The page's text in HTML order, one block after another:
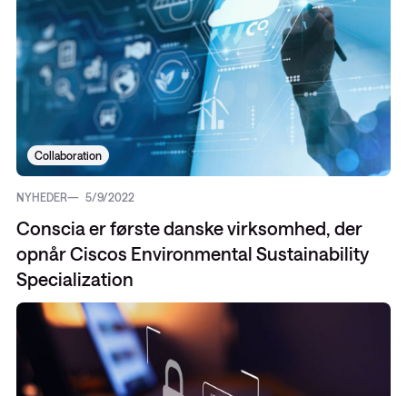
Collaboration
NYHEDER 5/9/2022
Conscia er første danske virksomhed, der
opnår Ciscos Environmental Sustainability
Specialization